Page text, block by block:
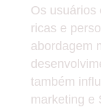
Os usuários
ricas e
abordagem
também
marketing e